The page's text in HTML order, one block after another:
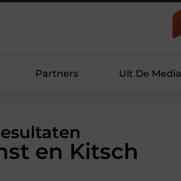
Partners Uit De Media
en Kitsch